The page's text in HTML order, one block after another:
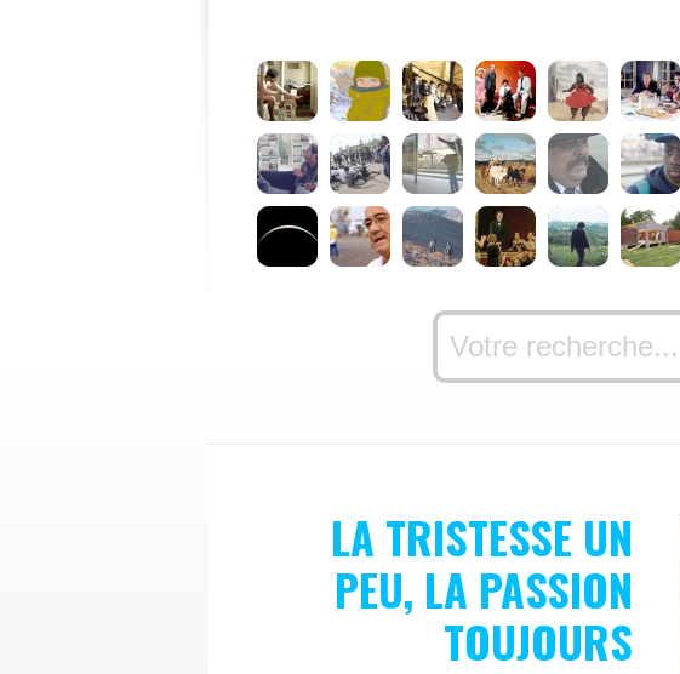
LA TRISTESSE UN
PEU, LA PASSION
TOUJOURS